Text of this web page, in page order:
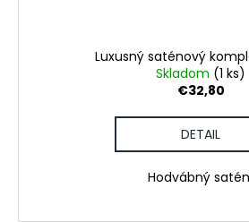
Luxusný saténový
Skladom (1 ks)
€32,80
DETAIL
Hodvábný satén